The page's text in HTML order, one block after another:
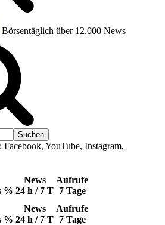
Börsentäglich über 12.000 News
Facebook, YouTube, Instagram,
%
News
24 h / 7 T
Aufrufe
7 Tage
%
News
24 h / 7 T
Aufrufe
7 Tage